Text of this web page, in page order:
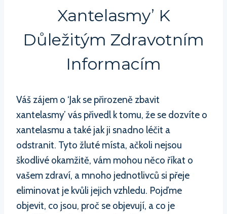
Xantelasmy’ K
Důležitým Zdravotním
Informacím
Váš zájem o ‘Jak se přirozeně zbavit
xantelasmy’ vás přivedl k tomu, že se dozvíte o
xantelasmu a také jak ji snadno léčit a
odstranit. Tyto žluté místa, ačkoli nejsou
škodlivé okamžitě, vám mohou něco říkat o
vašem zdraví, a mnoho jednotlivců si přeje
eliminovat je kvůli jejich vzhledu. Pojďme
objevit, co jsou, proč se objevují, a co je